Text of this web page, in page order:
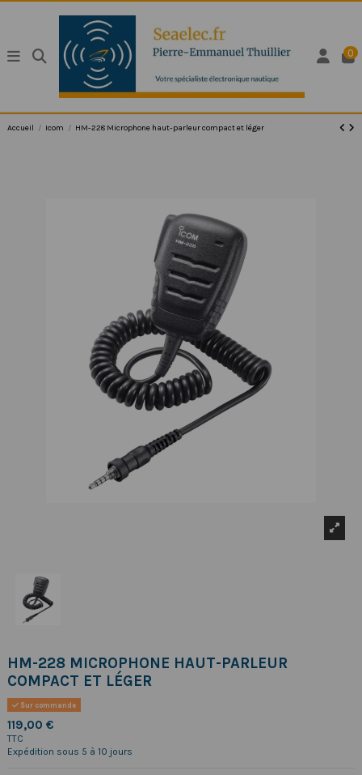
0
Accueil Icom HM-228 Microphone haut-parleur compact et léger
HM-228 MICROPHONE HAUT-PARLEUR
COMPACT ET LÉGER
Sur commande
119,00 €
TTC
Expédition sous 5 à 10 jours